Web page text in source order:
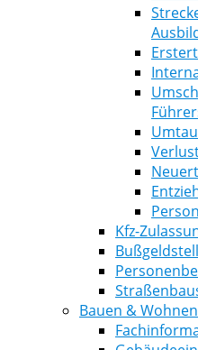
Kfz-
Bauen & Wohnen